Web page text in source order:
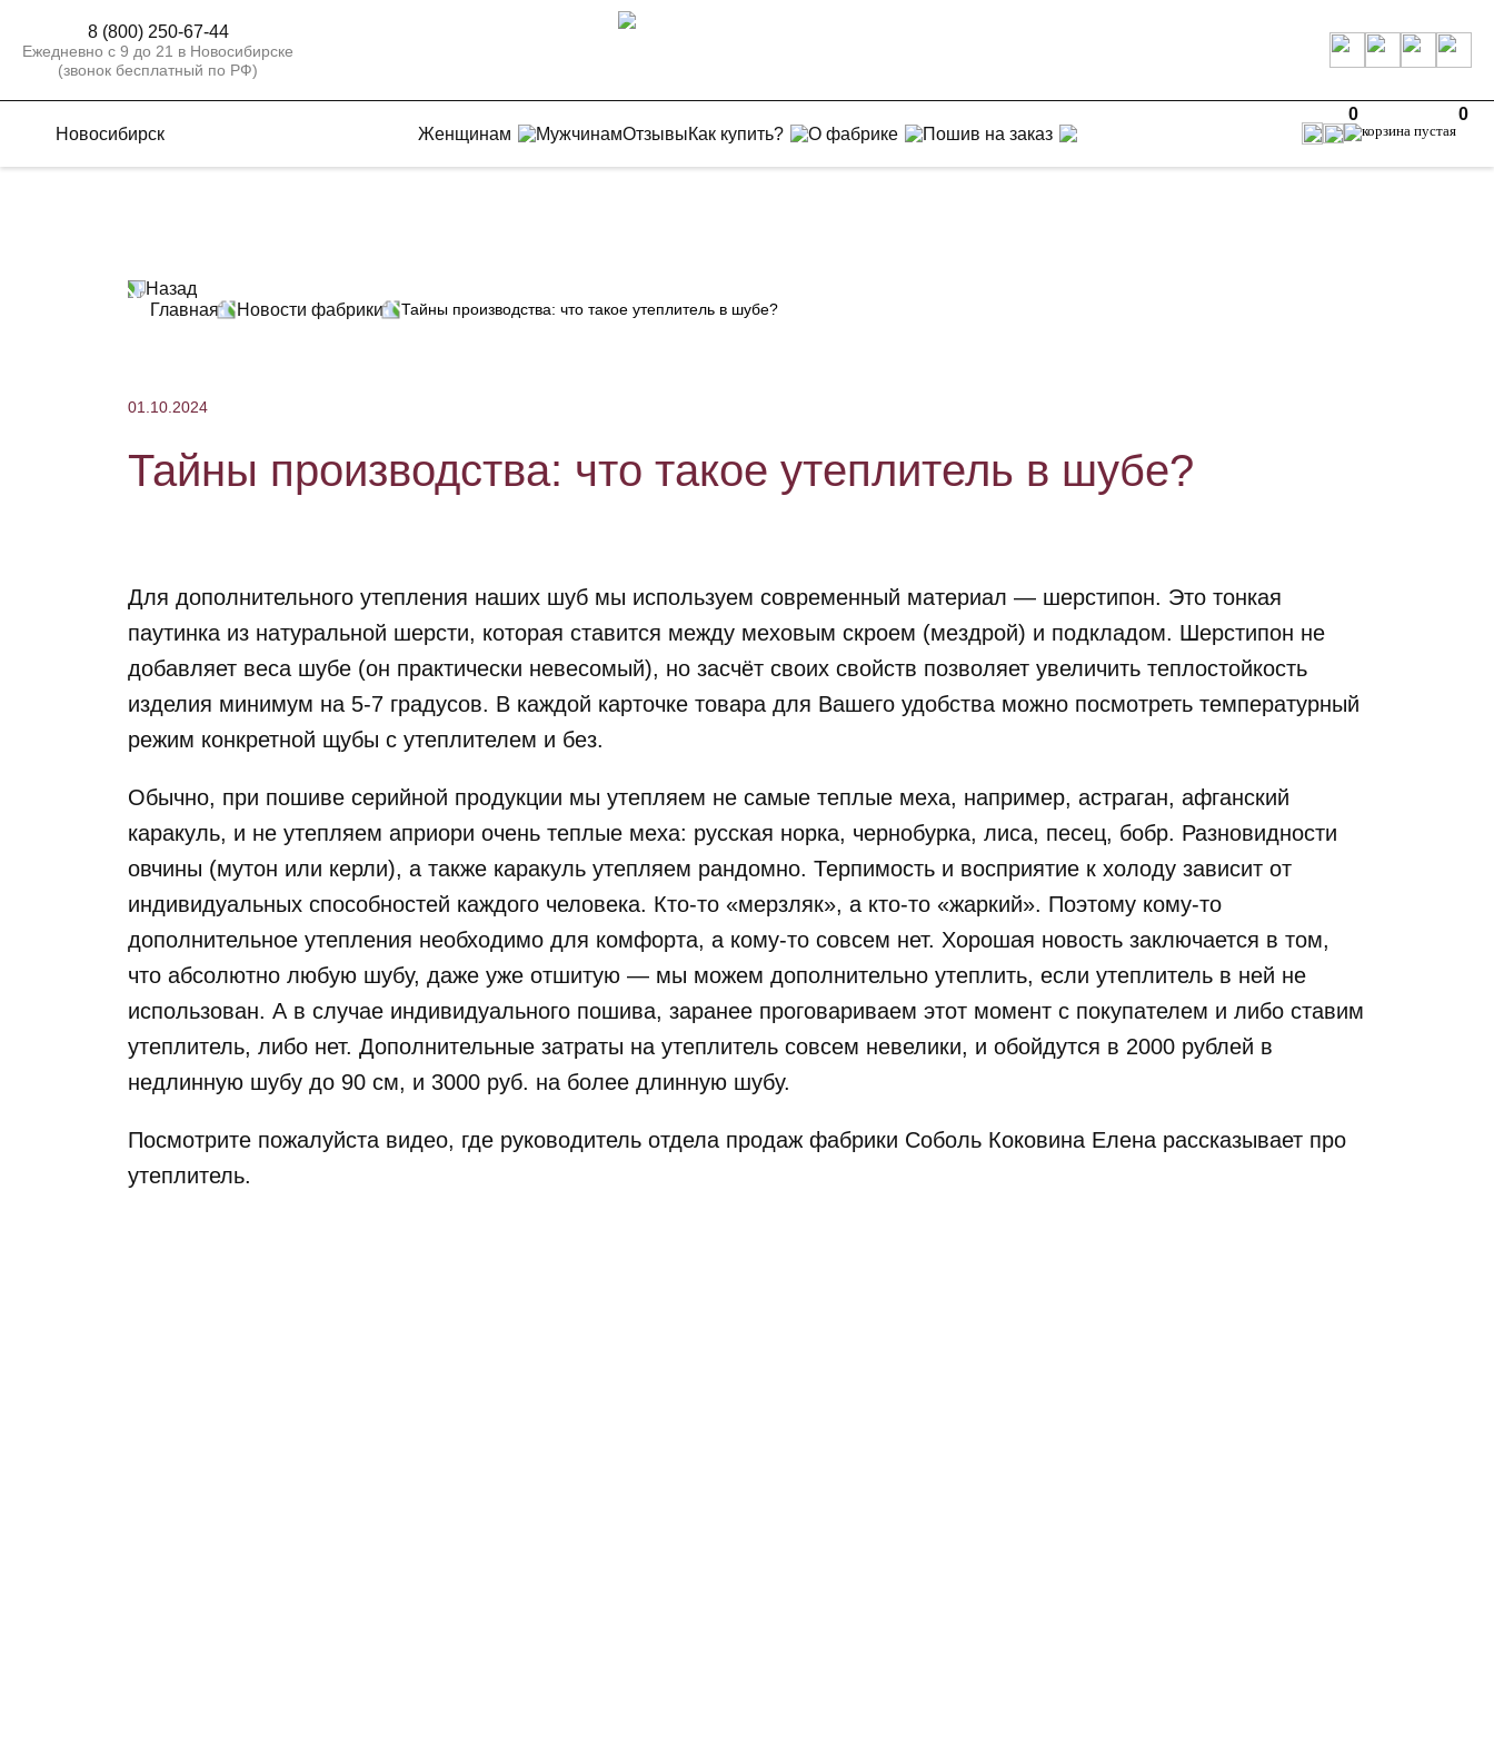
8 (800) 250-67-44
Ежедневно с 9 до 21 в Новосибирске
(звонок бесплатный по РФ)
Новосибирск Женщинам МужчинамОтзывыКак купить? О фабрике Пошив на заказ
0 0
Назад
Главная
Новости фабрики Тайны производства: что такое утеплитель в шубе?
01.10.2024
Тайны производства: что такое утеплитель в шубе?
Для дополнительного утепления наших шуб мы используем современный материал — шерстипон. Это тонкая
паутинка из натуральной шерсти, которая ставится между меховым скроем (мездрой) и подкладом. Шерстипон не
добавляет веса шубе (он практически невесомый), но засчёт своих свойств позволяет увеличить теплостойкость
изделия минимум на 5-7 градусов. В каждой карточке товара для Вашего удобства можно посмотреть температурный
режим конкретной щубы с утеплителем и без.
Обычно, при пошиве серийной продукции мы утепляем не самые теплые меха, например, астраган, афганский
каракуль, и не утепляем априори очень теплые меха: русская норка, чернобурка, лиса, песец, бобр. Разновидности
овчины (мутон или керли), а также каракуль утепляем рандомно. Терпимость и восприятие к холоду зависит от
индивидуальных способностей каждого человека. Кто-то «мерзляк», а кто-то «жаркий». Поэтому кому-то
дополнительное утепления необходимо для комфорта, а кому-то совсем нет. Хорошая новость заключается в том,
что абсолютно любую шубу, даже уже отшитую — мы можем дополнительно утеплить, если утеплитель в ней не
использован. А в случае индивидуального пошива, заранее проговариваем этот момент с покупателем и либо ставим
утеплитель, либо нет. Дополнительные затраты на утеплитель совсем невелики, и обойдутся в 2000 рублей в
недлинную шубу до 90 см, и 3000 руб. на более длинную шубу.
Посмотрите пожалуйста видео, где руководитель отдела продаж фабрики Соболь Коковина Елена рассказывает про
утеплитель.